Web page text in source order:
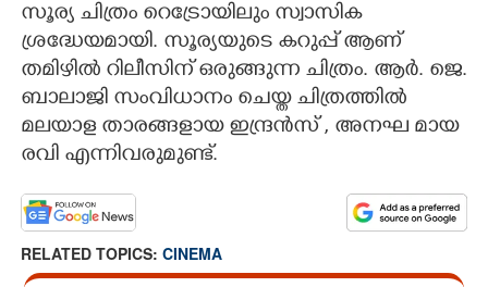
സൂര്യ ചിത്രം റെട്രോയിലും സ്വാസിക
ശ്രദ്ധേയമായി. സൂര്യയുടെ കറുപ്പ് ആണ്
തമിഴിൽ റിലീസിന് ഒരുങ്ങുന്ന ചിത്രം. ആർ. ജെ.
ബാലാജി സംവിധാനം ചെയ്ത ചിത്രത്തിൽ
മലയാള താരങ്ങളായ ഇന്ദ്രൻസ് , അനഘ മായ
രവി എന്നിവരുമുണ്ട്.
RELATED TOPICS: CINEMA